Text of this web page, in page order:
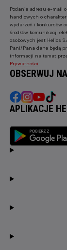
Podanie adresu e-mail
handlowych o
wydarzeń i konkursów
środków komunikacji
osobowych jest Helios
Pani/Pana dane będą
informacji na temat
Prywatności
OBSERWUJ
APLIKACJE